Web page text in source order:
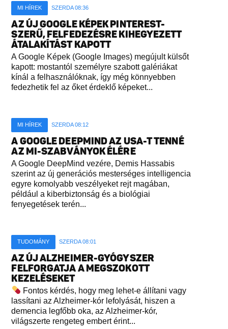
MI HÍREK SZERDA 08:36
AZ ÚJ GOOGLE KÉPEK PINTEREST-
SZERŰ, FELFEDEZÉSRE KIHEGYEZETT
ÁTALAKÍTÁST KAPOTT
A Google Képek (Google Images) megújult külsőt
kapott: mostantól személyre szabott galériákat
kínál a felhasználóknak, így még könnyebben
fedezhetik fel az őket érdeklő képeket...
MI HÍREK SZERDA 08:12
A GOOGLE DEEPMIND AZ USA-T TENNÉ
AZ MI-SZABVÁNYOK ÉLÉRE
A Google DeepMind vezére, Demis Hassabis
szerint az új generációs mesterséges intelligencia
egyre komolyabb veszélyeket rejt magában,
például a kiberbiztonság és a biológiai
fenyegetések terén...
TUDOMÁNY SZERDA 08:01
AZ ÚJ ALZHEIMER-GYÓGYSZER
FELFORGATJA A MEGSZOKOTT
KEZELÉSEKET
Fontos kérdés, hogy meg lehet-e állítani vagy
lassítani az Alzheimer-kór lefolyását, hiszen a
demencia legfőbb oka, az Alzheimer-kór,
világszerte rengeteg embert érint...